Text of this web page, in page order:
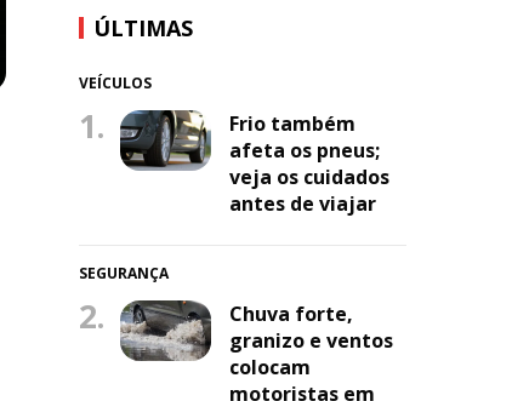
ÚLTIMAS
VEÍCULOS
1.
Frio também
afeta os pneus;
veja os cuidados
antes de viajar
SEGURANÇA
2.
Chuva forte,
granizo e ventos
colocam
motoristas em